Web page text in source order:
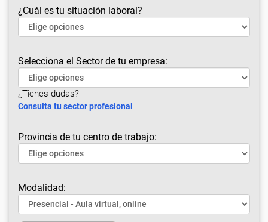
¿Cuál es tu situación laboral?
Selecciona el Sector de tu empresa:
¿Tienes dudas?
Consulta tu sector profesional
Provincia de tu centro de trabajo:
Modalidad: